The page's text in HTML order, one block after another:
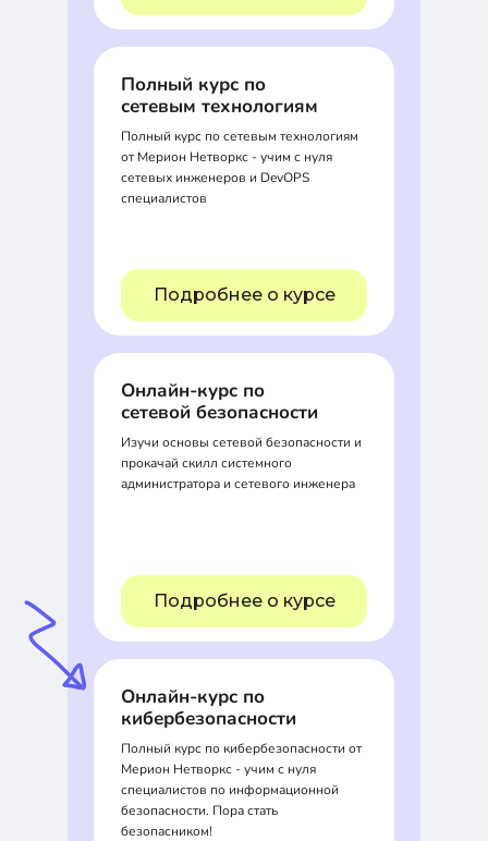
Полный курс по
сетевым технологиям
Полный курс по сетевым технологиям
от Мерион Нетворкс - учим с нуля
сетевых инженеров и DevOPS
специалистов
Подробнее о курсе
Онлайн-курс по
сетевой безопасности
Изучи основы сетевой безопасности и
прокачай скилл системного
администратора и сетевого инженера
Подробнее о курсе
Онлайн-курс по
кибербезопасности
Полный курс по кибербезопасности от
Мерион Нетворкс - учим с нуля
специалистов по информационной
безопасности. Пора стать
безопасником!